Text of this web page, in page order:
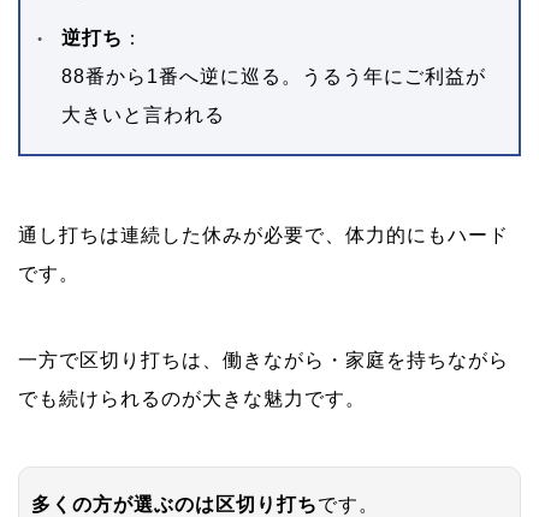
逆打ち ：
88番から1番へ逆に巡る。うるう年にご利益が
大きいと言われる
通し打ちは連続した休みが必要で、体力的にもハード
です。
一方で区切り打ちは、働きながら・家庭を持ちながら
でも続けられるのが大きな魅力です。
多くの方が選ぶのは区切り打ちです。